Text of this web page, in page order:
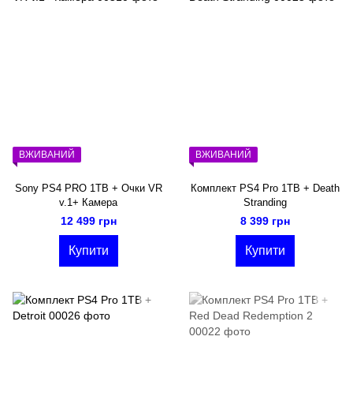
ВЖИВАНИЙ
Sony PS4 PRO 1TB + Очки VR
v.1+ Камера
12 499 грн
Купити
ВЖИВАНИЙ
Комплект PS4 Pro 1TB + Death
Stranding
8 399 грн
Купити